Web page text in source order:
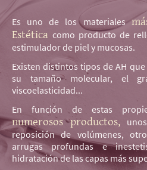
Es uno de los materiales
Estética como producto de
estimulador de piel y mucosas.
Existen distintos tipos de AH
su tamaño molecular, el
viscoelasticidad...
En función de estas
numerosos productos,
reposición de volúmenes,
arrugas profundas e
hidratación de las capas más